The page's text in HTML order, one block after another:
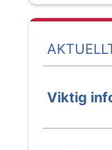
Viktig